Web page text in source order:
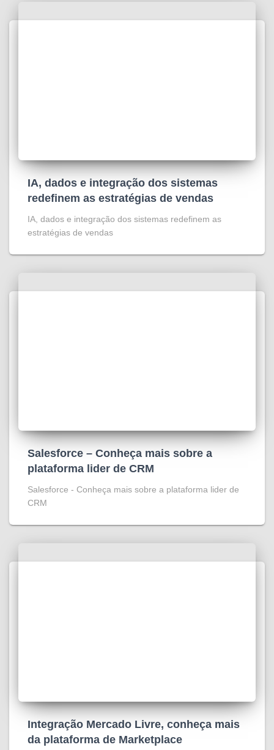
IA, dados e integração dos sistemas
redefinem as estratégias de vendas
IA, dados e integração dos sistemas redefinem as
estratégias de vendas
Salesforce – Conheça mais sobre a
plataforma lider de CRM
Salesforce - Conheça mais sobre a plataforma lider de
CRM
Integração Mercado Livre, conheça mais
da plataforma de Marketplace